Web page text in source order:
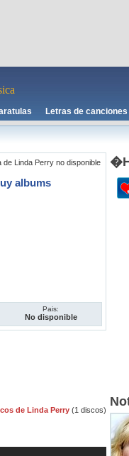
Letras de canciones
Linda Perry no disponible
albums
Pais:
No disponible
de Linda Perry (1 discos)